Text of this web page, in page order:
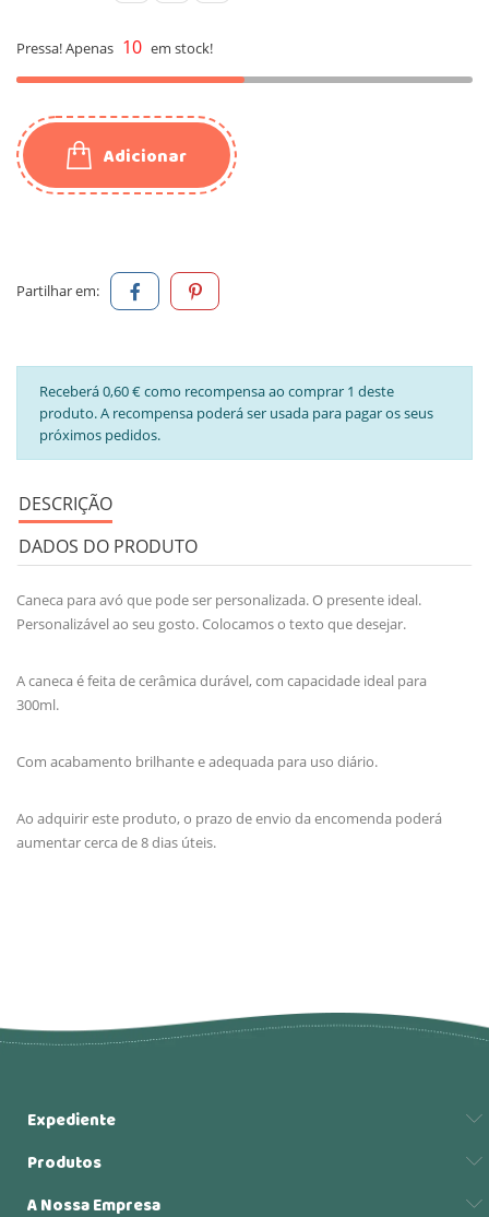
Pressa! Apenas 10 em stock!
Adicionar
Partilhar em:
Receberá 0,60 € como recompensa ao comprar 1 deste
produto. A recompensa poderá ser usada para pagar os seus
próximos pedidos.
DESCRIÇÃO
DADOS DO PRODUTO
Caneca para avó que pode ser personalizada. O presente ideal.
Personalizável ao seu gosto. Colocamos o texto que desejar.
A caneca é feita de cerâmica durável, com capacidade ideal para
300ml.
Com acabamento brilhante e adequada para uso diário.
Ao adquirir este produto, o prazo de envio da encomenda poderá
aumentar cerca de 8 dias úteis.
Expediente
Produtos
A Nossa Empresa